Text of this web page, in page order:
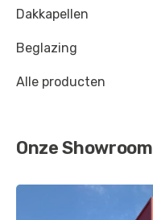
Dakkapellen
Beglazing
Alle producten
Onze Showroom